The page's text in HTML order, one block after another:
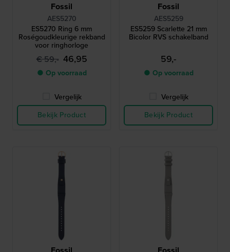
Fossil
AES5270
ES5270 Ring 6 mm
Roségoudkleurige rekband
voor ringhorloge
€ 59,- 46,95
● Op voorraad
Vergelijk
Bekijk Product
Fossil
AES5259
ES5259 Scarlette 21 mm
Bicolor RVS schakelband
59,-
● Op voorraad
Vergelijk
Bekijk Product